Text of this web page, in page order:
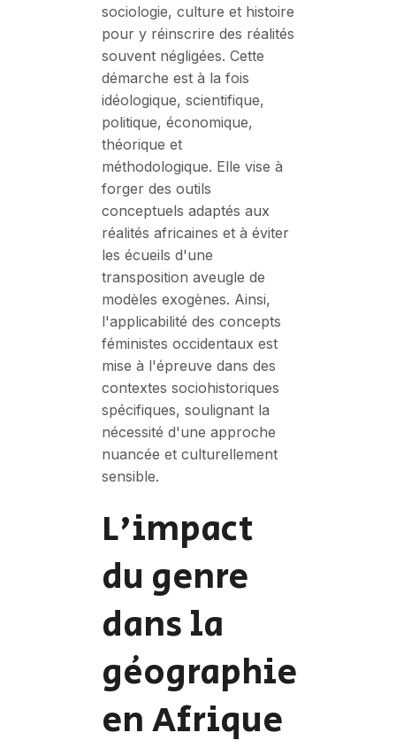
sociologie, culture et histoire
pour y réinscrire des réalités
souvent négligées. Cette
démarche est à la fois
idéologique, scientifique,
politique, économique,
théorique et
méthodologique. Elle vise à
forger des outils
conceptuels adaptés aux
réalités africaines et à éviter
les écueils d'une
transposition aveugle de
modèles exogènes. Ainsi,
l'applicabilité des concepts
féministes occidentaux est
mise à l'épreuve dans des
contextes sociohistoriques
spécifiques, soulignant la
nécessité d'une approche
nuancée et culturellement
sensible.
L'impact
du genre
dans la
géographie
en Afrique